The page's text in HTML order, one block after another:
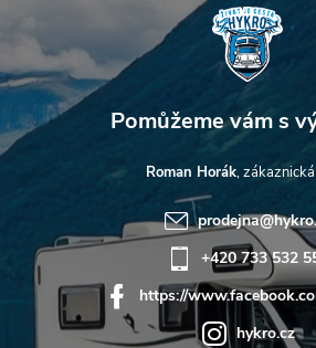
í
Roman Horák
prodejna@
+420 733 532
https://
hykro.cz